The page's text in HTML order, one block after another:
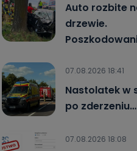
Auto rozbite
drzewie.
07.08.2026 18:41
Nastolatek w
po zderzeniu…
07.08.2026 18:08